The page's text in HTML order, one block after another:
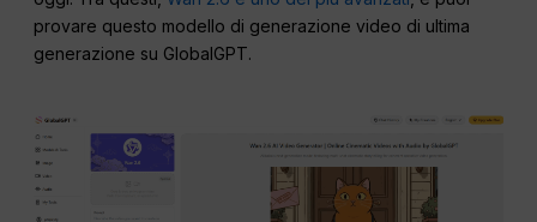
provare questo modello di generazione video di ultima
generazione su GlobalGPT.